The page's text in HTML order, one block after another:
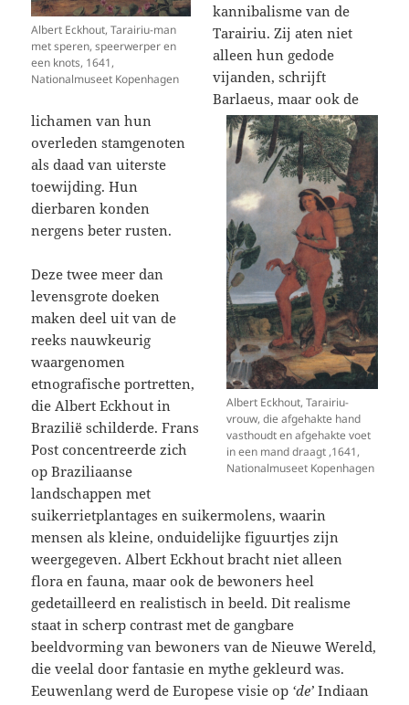
Albert Eckhout, Tarairiu-man
met speren, speerwerper en
een knots, 1641,
Nationalmuseet Kopenhagen
Albert Eckhout, Tarairiu-
vrouw, die afgehakte hand
vasthoudt en afgehakte voet
in een mand draagt ,1641,
Nationalmuseet Kopenhagen
kannibalisme van de
Tarairiu. Zij aten niet
alleen hun gedode
vijanden, schrijft
Barlaeus, maar ook de
lichamen van hun
overleden stamgenoten
als daad van uiterste
toewijding. Hun
dierbaren konden
nergens beter rusten.
Deze twee meer dan
levensgrote doeken
maken deel uit van de
reeks nauwkeurig
waargenomen
etnografische portretten,
die Albert Eckhout in
Brazilië schilderde. Frans
Post concentreerde zich
op Braziliaanse
landschappen met
suikerrietplantages en suikermolens, waarin
mensen als kleine, onduidelijke figuurtjes zijn
weergegeven. Albert Eckhout bracht niet alleen
flora en fauna, maar ook de bewoners heel
gedetailleerd en realistisch in beeld. Dit realisme
staat in scherp contrast met de gangbare
beeldvorming van bewoners van de Nieuwe Wereld,
die veelal door fantasie en mythe gekleurd was.
Eeuwenlang werd de Europese visie op ‘de’ Indiaan